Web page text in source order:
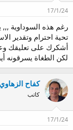
:
17/1/24
رغم هذه السوداوية ,,,
تحية احترام وتقدير
أشكرك على تعليقك
لكن الطغاة يسرقونه
كفاح الزهاوي
كاتب
17/1/24